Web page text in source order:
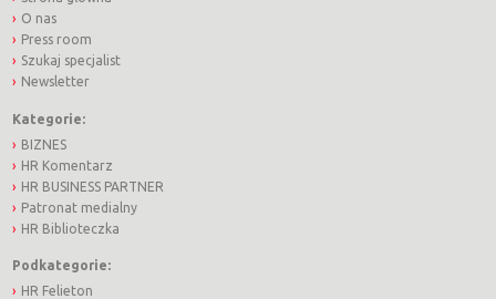
O nas
Press room
Szukaj specjalist
Newsletter
Kategorie:
BIZNES
HR Komentarz
HR BUSINESS PARTNER
Patronat medialny
HR Biblioteczka
Podkategorie:
HR Felieton